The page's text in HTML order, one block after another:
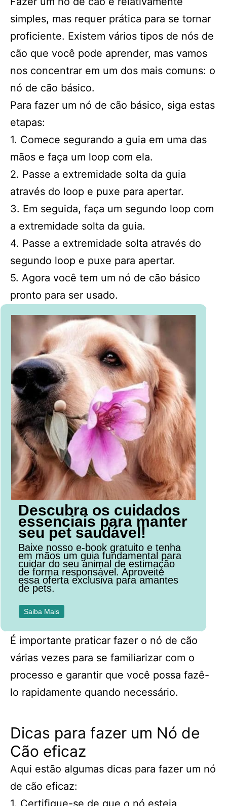
simples, mas requer prática para se tornar
proficiente. Existem vários tipos de nós de
cão que você pode aprender, mas vamos
nos concentrar em um dos mais comuns: o
nó de cão básico.
Para fazer um nó de cão básico, siga estas
etapas:
1. Comece segurando a guia em uma das
mãos e faça um loop com ela.
2. Passe a extremidade solta da guia
através do loop e puxe para apertar.
3. Em seguida, faça um segundo loop com
a extremidade solta da guia.
4. Passe a extremidade solta através do
segundo loop e puxe para apertar.
5. Agora você tem um nó de cão básico
pronto para ser usado.
Descubra os cuidados
essenciais para manter
seu pet saudável!
Baixe nosso e-book gratuito e tenha
em mãos um guia fundamental para
cuidar do seu animal de estimação
de forma responsável. Aproveite
essa oferta exclusiva para amantes
de pets.
Saiba Mais
É importante praticar fazer o nó de cão
várias vezes para se familiarizar com o
processo e garantir que você possa fazê-
lo rapidamente quando necessário.
Dicas para fazer um Nó de
Cão eficaz
Aqui estão algumas dicas para fazer um nó
de cão eficaz:
1. Certifique-se de que o nó esteja